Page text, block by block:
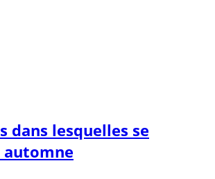
dans lesquelles se
automne